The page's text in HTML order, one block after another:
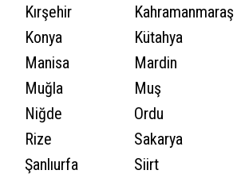
Kırşehir
Kahramanmaraş
Konya
Kütahya
Manisa
Mardin
Muğla
Muş
Niğde
Ordu
Rize
Sakarya
Şanlıurfa
Siirt